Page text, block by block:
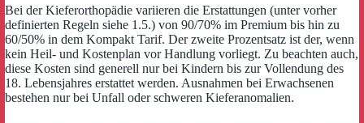
Bei der Kieferorthopädie variieren die Erstattungen (unter vorher
definierten Regeln siehe 1.5.) von 90/70% im Premium bis hin zu
60/50% in dem Kompakt Tarif. Der zweite Prozentsatz ist der, wenn
kein Heil- und Kostenplan vor Handlung vorliegt. Zu beachten auch,
diese Kosten sind generell nur bei Kindern bis zur Vollendung des
18. Lebensjahres erstattet werden. Ausnahmen bei Erwachsenen
bestehen nur bei Unfall oder schweren Kieferanomalien.